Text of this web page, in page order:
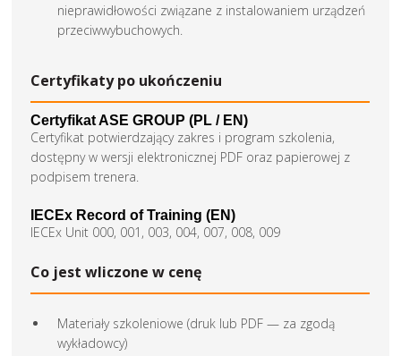
nieprawidłowości związane z instalowaniem urządzeń
przeciwwybuchowych.
Certyfikaty po ukończeniu
Certyfikat ASE GROUP (PL / EN)
Certyfikat potwierdzający zakres i program szkolenia,
dostępny w wersji elektronicznej PDF oraz papierowej z
podpisem trenera.
IECEx Record of Training (EN)
IECEx Unit 000, 001, 003, 004, 007, 008, 009
Co jest wliczone w cenę
Materiały szkoleniowe (druk lub PDF — za zgodą
wykładowcy)